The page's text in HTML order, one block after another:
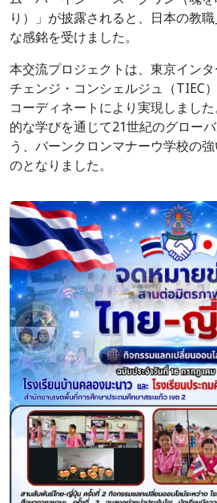
り）」が披露されると、日本の教
な感銘を受けました。
本交流プロジェクトは、東京イン
チェンジ・コンシェルジュ（TIEC
コーディネートにより実現しまし
的な学びを通じて21世紀のグロー
う、バーンクロンマナーウ学校の
のとなりました。